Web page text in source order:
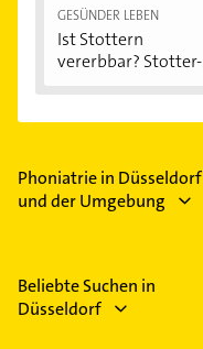
GESÜNDER LEBEN
Ist Stottern
vererbbar? Stotter-
Phoniatrie in Düsseldorf
und der Umgebung
Beliebte Suchen in
Düsseldorf